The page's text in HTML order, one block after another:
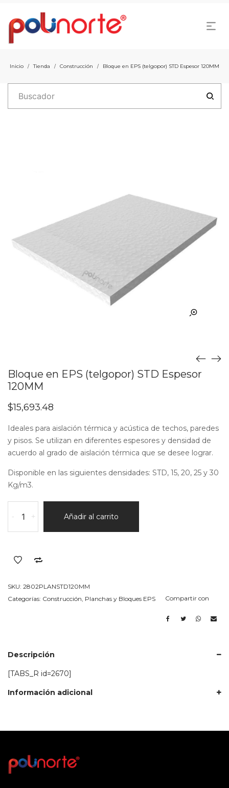
Inicio / Tienda / Construcción / Bloque en EPS (telgopor) STD Espesor 120MM
Bloque en EPS (telgopor) STD Espesor
120MM
$15,693.48
Ideales para aislación térmica y acústica de techos, paredes
y pisos. Se utilizan en diferentes espesores y densidad de
acuerdo al grado de aislación térmica que se desee lograr.
Disponible en las siguientes densidades: STD, 15, 20, 25 y 30
Kg/m3.
-
en
EPS
STD
+ Añadir al carrito
SKU: 2802PLANSTD120MM
Categorías: Construcción Planchas y Bloques EPS Compartir con
Descripción
[TABS_R id=2670]
Información adicional